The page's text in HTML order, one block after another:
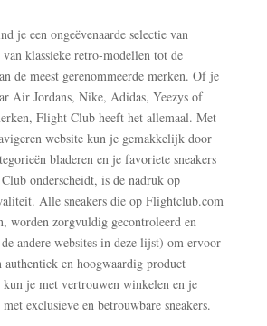
je een ongeëvenaarde selectie van
van klassieke retro-modellen tot de
de meest gerenommeerde merken. Of je
Air Jordans, Nike, Adidas, Yeezys of
Flight Club heeft het allemaal. Met
website kun je gemakkelijk door
bladeren en je favoriete sneakers
onderscheidt, is de nadruk op
Alle sneakers die op Flightclub.com
worden zorgvuldig gecontroleerd en
andere websites in deze lijst) om ervoor
authentiek en hoogwaardig product
je met vertrouwen winkelen en je
exclusieve en betrouwbare sneakers.